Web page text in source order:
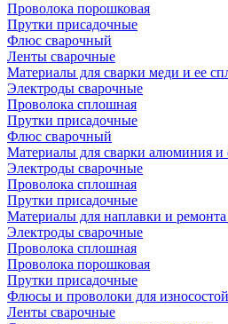
Проволока порошковая
Прутки присадочные
Флюс сварочный
Ленты сварочные
Материалы для сварки меди и ее
Электроды сварочные
Проволока сплошная
Прутки присадочные
Флюс сварочный
Материалы для сварки алюминия и
Электроды сварочные
Проволока сплошная
Прутки присадочные
Материалы для наплавки и ремонта
Электроды сварочные
Проволока сплошная
Проволока порошковая
Прутки присадочные
Флюсы и проволоки для
Ленты сварочные